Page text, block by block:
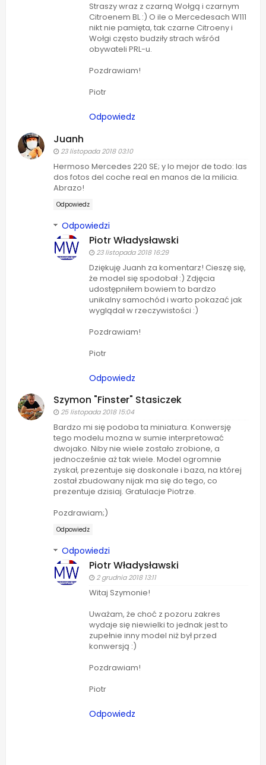
Straszy wraz z czarną Wołgą i czarnym
Citroenem BL :) O ile o Mercedesach W111
nikt nie pamięta, tak czarne Citroeny i
Wołgi często budziły strach wśród
obywateli PRL-u.
Pozdrawiam!
Piotr
Odpowiedz
Juanh
23 listopada 2018 03:10
Hermoso Mercedes 220 SE; y lo mejor de todo: las
dos fotos del coche real en manos de la milicia.
Abrazo!
Odpowiedz
Odpowiedzi
Piotr Władysławski
23 listopada 2018 16:29
Dziękuję Juanh za komentarz! Cieszę się,
że model się spodobał :) Zdjęcia
udostępniłem bowiem to bardzo
unikalny samochód i warto pokazać jak
wyglądał w rzeczywistości :)
Pozdrawiam!
Piotr
Odpowiedz
Szymon "Finster" Stasiczek
25 listopada 2018 15:04
Bardzo mi się podoba ta miniatura. Konwersję
tego modelu mozna w sumie interpretować
dwojako. Niby nie wiele zostało zrobione, a
jednocześnie aż tak wiele. Model ogromnie
zyskał, prezentuje się doskonale i baza, na której
został zbudowany nijak ma się do tego, co
prezentuje dzisiaj. Gratulacje Piotrze.
Pozdrawiam;)
Odpowiedz
Odpowiedzi
Piotr Władysławski
2 grudnia 2018 13:11
Witaj Szymonie!
Uważam, że choć z pozoru zakres
wydaje się niewielki to jednak jest to
zupełnie inny model niż był przed
konwersją :)
Pozdrawiam!
Piotr
Odpowiedz